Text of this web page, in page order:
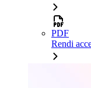
PDF
Rendi